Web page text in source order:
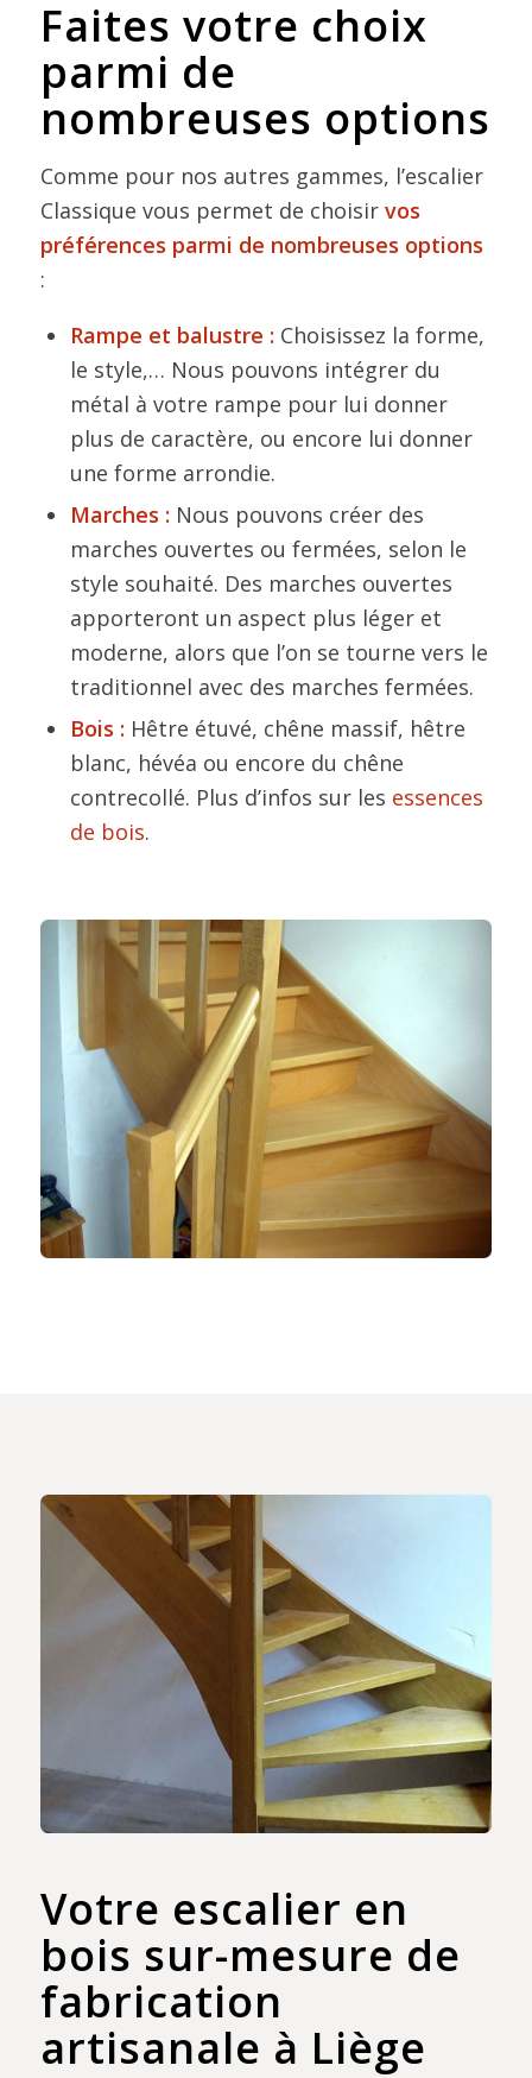
Faites votre choix
parmi de
nombreuses options
Comme pour nos autres gammes, l’escalier
Classique vous permet de choisir vos
préférences parmi de nombreuses options
:
Rampe et balustre : Choisissez la forme,
le style,… Nous pouvons intégrer du
métal à votre rampe pour lui donner
plus de caractère, ou encore lui donner
une forme arrondie.
Marches : Nous pouvons créer des
marches ouvertes ou fermées, selon le
style souhaité. Des marches ouvertes
apporteront un aspect plus léger et
moderne, alors que l’on se tourne vers le
traditionnel avec des marches fermées.
Bois : Hêtre étuvé, chêne massif, hêtre
blanc, hévéa ou encore du chêne
contrecollé. Plus d’infos sur les essences
de bois.
Votre escalier en
bois sur-mesure de
fabrication
artisanale à Liège